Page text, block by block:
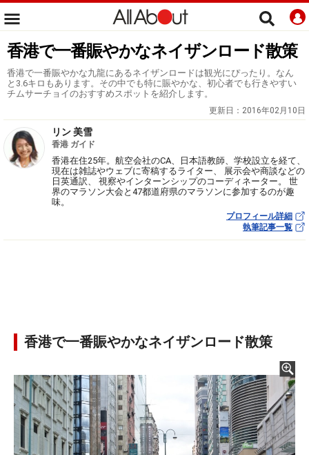
香港で一番賑やかなネイザンロード散策
香港で一番賑やかな九龍にあるネイザンロードは観光にぴったり。なん
と3.6キロもあります。その中でも特に賑やかな、初心者でも行きやすい
チムサーチョイのおすすめスポットを紹介します。
更新日： 2016年02月10日
リン 美雪
香港 ガイド
香港在住25年。航空会社のCA、日本語教師、学校設立を経て、
現在は雑誌やウェブに寄稿するライター、 展示会や商談などの
日英通訳、 視察やインターンシップのコーディネーター。 世
界のマラソン大会と47都道府県のマラソンに参加するのが趣
味。
プロフィール詳細
執筆記事一覧
香港で一番賑やかなネイザンロード散策